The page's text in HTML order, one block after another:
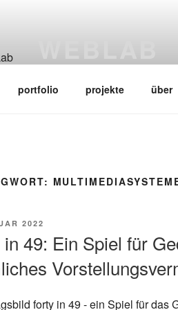
portfolio projekte über
2022
49: Ein Spiel für